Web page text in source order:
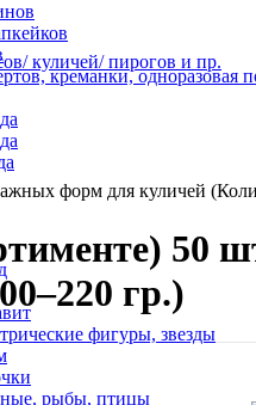
креманки, одноразовая
фигуры, звезды
рыбы, птицы
куличей/ пирогов и пр.
форм для куличей
50
гр.)